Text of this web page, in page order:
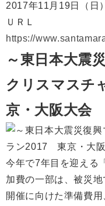
2017年11月19日（日
ＵＲＬ
https://
～東日本大震
クリスマスチ
京・大阪大会
今年で7年目を迎える
加費の一部は、被災
開催に向けた準備費